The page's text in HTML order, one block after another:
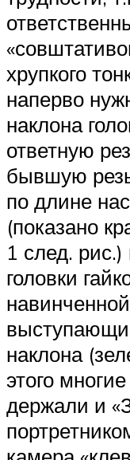
хрупкого
наперво
наклона
ответную
бывшую
по длине
(показано
1 след.
головки
наклона
этого
держали и